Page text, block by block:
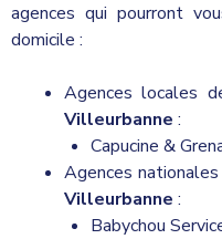
agences qui pourront
domicile :
Agences locales
Villeurbanne :
Capucine &
Agences
Villeurbanne :
Babychou